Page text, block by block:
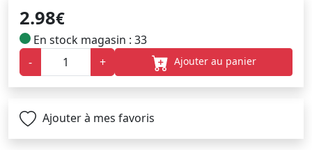
2.98€
En stock magasin : 33
-
+ Ajouter au panier
Ajouter à mes favoris